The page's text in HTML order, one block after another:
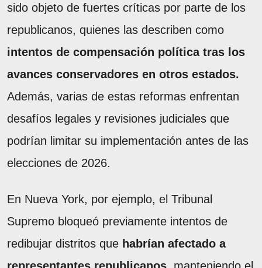
sido objeto de fuertes críticas por parte de los
republicanos, quienes las describen como
intentos de compensación política tras los
avances conservadores en otros estados.
Además, varias de estas reformas enfrentan
desafíos legales y revisiones judiciales que
podrían limitar su implementación antes de las
elecciones de 2026.
En Nueva York, por ejemplo, el Tribunal
Supremo bloqueó previamente intentos de
redibujar distritos que habrían afectado a